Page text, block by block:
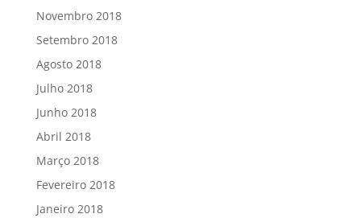
Novembro 2018
Setembro 2018
Agosto 2018
Julho 2018
Junho 2018
Abril 2018
Março 2018
Fevereiro 2018
Janeiro 2018